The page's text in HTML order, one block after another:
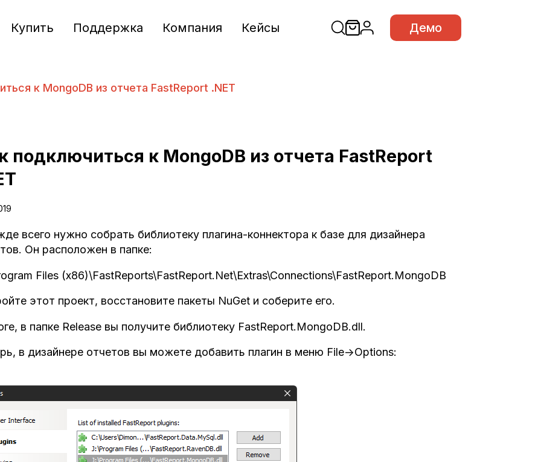
Купить Поддержка Компания Кейсы Демо
к MongoDB из отчета FastReport .NET
подключиться к MongoDB из отчета FastReport
всего нужно собрать библиотеку плагина-коннектора к базе для дизайнера
Он расположен в папке:
Files (x86)\FastReports\FastReport.Net\Extras\Connections\FastReport.MongoDB
этот проект, восстановите пакеты NuGet и соберите его.
в папке Release вы получите библиотеку FastReport.MongoDB.dll.
в дизайнере отчетов вы можете добавить плагин в меню File->Options: